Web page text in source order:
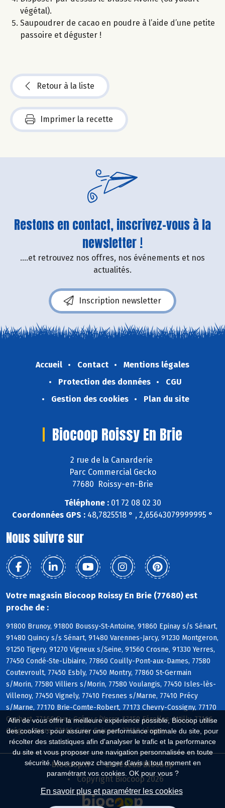
Afin de vous offrir la meilleure expérience possible, Biocoop utilise
des cookies : pour assurer une performance optimale du site, pour
récolter des statistiques afin d'analyser le trafic et la performance
du site et vous proposer une navigation personnalisée en toute
sécurité. Vous pouvez changer d'avis à tout moment en
paramétrant vos cookies. OK pour vous ?
En savoir plus et paramétrer les cookies
végétal).
Saupoudrer de cacao en poudre à l’aide d’une petite
passoire et déguster !
Retour à la liste
Imprimer la recette
Restons en contact, inscrivez-vous à la
newsletter !
....et retrouvez nos offres, nos événements et nos
actualités.
Inscription newsletter
Accueil Contact
Mentions légales
Protection des données
CGU
Gestion des cookies
Plan du site
Biocoop Roissy En Brie
2 rue de la Canarderie
Parc Commercial Gecko
77680 Roissy-en-Brie
Téléphone :01 72 08 02 30
Coordonnées GPS : 48,7825518 ° , 2,65643079999995 °
Nous suivre sur
Votre magasin Biocoop Roissy En Brie (77680) est
proche de :
91800 Brunoy, 91800 Boussy-St-Antoine, 91860 Epinay s/s Sénart,
91480 Quincy s/s Sénart, 91480 Varennes-Jarcy, 91230 Montgeron,
91250 Tigery, 91270 Vigneux s/Seine, 91560 Crosne, 91330 Yerres,
77450 Condé-Ste-Libiaire, 77860 Couilly-Pont-aux-Dames, 77580
Coutevroult, 77450 Esbly, 77450 Montry, 77860 St-Germain
s/Morin, 77580 Villiers s/Morin, 77580 Voulangis, 77450 Isles-lès-
Villenoy, 77450 Vignely, 77410 Fresnes s/Marne, 77410 Précy
s/Marne, 77170 Brie-Comte-Robert, 77173 Chevry-Cossigny, 77170
Coubert, 77166 Evry-Grégy s/Yerre, 77150 Férolles-Attilly, 77166
Grégy s/Yerre, 77166 Grisy-Suisnes, 77150 Lésigny
Biocoop.fr
Le réseau Biocoop
Copyright Biocoop 2026